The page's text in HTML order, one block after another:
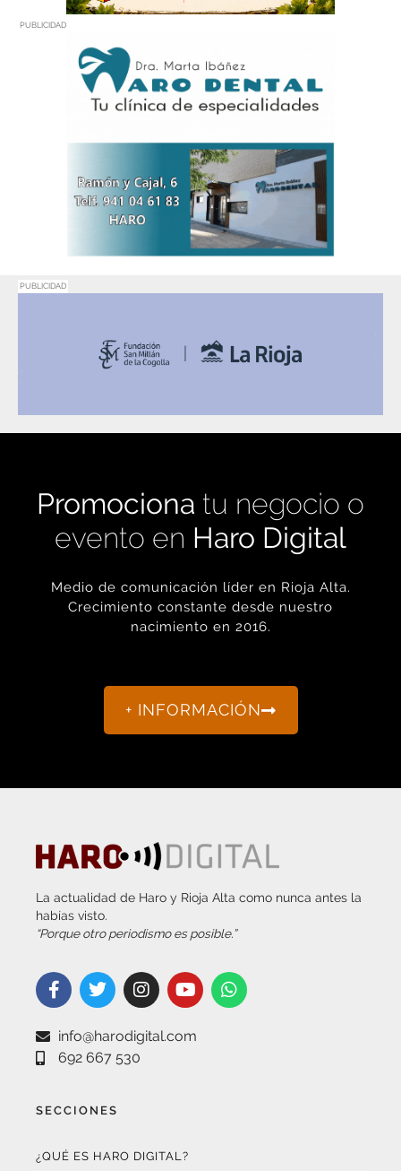
PUBLICIDAD
PUBLICIDAD
Promociona tu negocio o
evento en Haro Digital
Medio de comunicación líder en Rioja Alta.
Crecimiento constante desde nuestro
nacimiento en 2016.
+ INFORMACIÓN
La actualidad de Haro y Rioja Alta como nunca antes la
habías visto.
“Porque otro periodismo es posible.”
info@harodigital.com
692 667 530
SECCIONES
¿QUÉ ES HARO DIGITAL?